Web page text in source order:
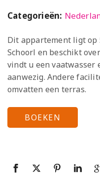
Categorieën:
Dit appartement ligt op
Schoorl en beschikt
vindt u een vaatwasser
aanwezig. Andere
omvatten een terras.
BOEKEN